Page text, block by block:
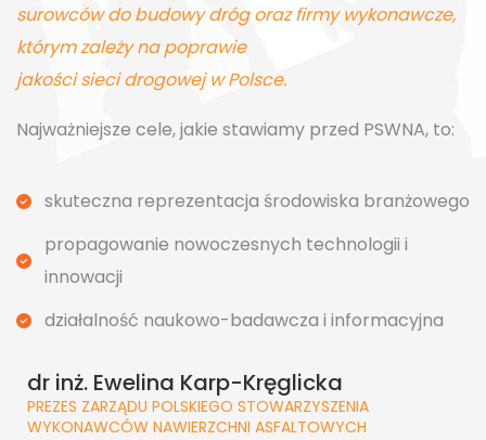
surowców do budowy dróg oraz firmy wykonawcze,
którym zależy na poprawie
jakości sieci drogowej w Polsce.
Najważniejsze cele, jakie stawiamy przed PSWNA, to:
skuteczna reprezentacja środowiska branżowego
propagowanie nowoczesnych technologii i
innowacji
działalność naukowo-badawcza i informacyjna
dr inż. Ewelina Karp-Kręglicka
PREZES ZARZĄDU POLSKIEGO STOWARZYSZENIA
WYKONAWCÓW NAWIERZCHNI ASFALTOWYCH